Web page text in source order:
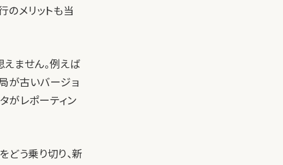
のメリットも当
ません。例えば
が古いバージョ
がレポーティン
う乗り切り、新